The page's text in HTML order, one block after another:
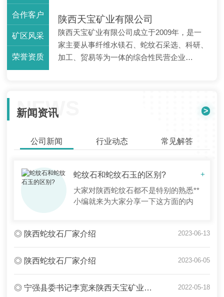
合作客户
矿区风采
荣誉资质
陕西天宝矿业有限公司
陕西天宝矿业有限公司成立于2009年，是一
家主要从事纤维水镁石、蛇纹石采选、科研、
加工、贸易等为一体的综合性民营企业…
NEWS
新闻资讯 >
公司新闻 行业动态 常见解答
蛇纹石和蛇纹石玉的区别?
+
大家对陕西蛇纹石都不是特别的熟悉**
小编就来为大家分享一下这方面的内
石、利蛇纹石、纤蛇纹石等。它们的颜
色一般常为绿色调，但也有浅灰、...
◎ 陕西蛇纹石厂家介绍 2023-06-13
◎ 陕西蛇纹石厂家介绍 2023-06-05
◎ 宁强县委书记李宽来陕西天宝矿业有限公司调研 2022-05-18